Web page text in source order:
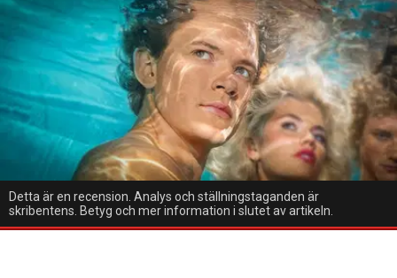
Detta är en recension. Analys och ställningstaganden är
skribentens. Betyg och mer information i slutet av artikeln.